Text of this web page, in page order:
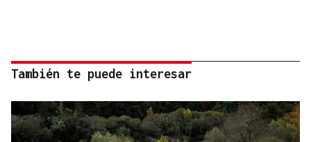
También te puede interesar